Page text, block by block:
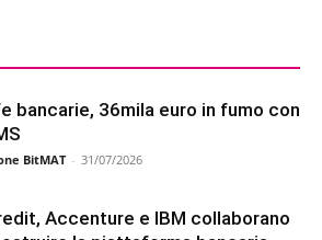
bancarie, 36mila euro in fumo con
BitMAT - 31/07/2026
Accenture e IBM collaborano